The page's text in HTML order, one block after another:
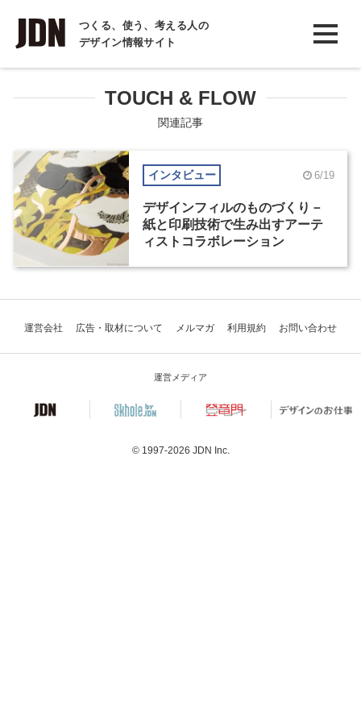
つくる、使う、考える人の
デザイン情報サイト
INTERVIEW
インタビュー
REPORT
COLUMN
コラム
TOUCH & FLOW
関連記事
インタビュー 6/19
デザインフィルのものづくり－
紙と印刷技術で生み出すアーテ
ィストコラボレーション
運営会社 広告・取材について メルマガ 利用規約 お問い合わせ
運営メディア
© 1997-2026 JDN Inc.